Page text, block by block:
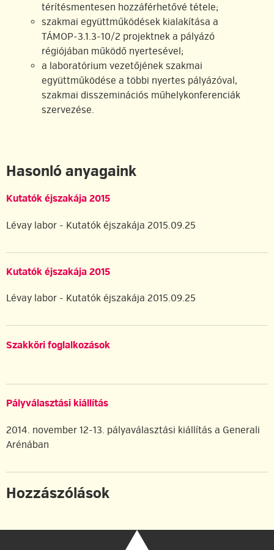
térítésmentesen hozzáférhetővé tétele;
szakmai együttműködések kialakítása a
TÁMOP-3.1.3-10/2 projektnek a pályázó
régiójában működő nyertesével;
a laboratórium vezetőjének szakmai
együttműködése a többi nyertes pályázóval,
szakmai disszeminációs műhelykonferenciák
szervezése.
Hasonló anyagaink
Kutatók éjszakája 2015
Lévay labor - Kutatók éjszakája 2015.09.25
Kutatók éjszakája 2015
Lévay labor - Kutatók éjszakája 2015.09.25
Szakköri foglalkozások
Pályválasztási kiállítás
2014. november 12-13. pályaválasztási kiállítás a Generali
Arénában
Hozzászólások